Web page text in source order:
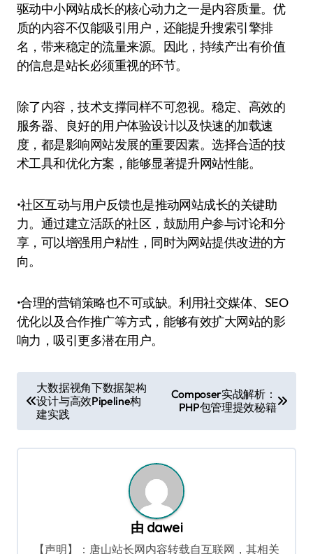
驱动中小网站成长的核心动力之一是内容质量。优
质的内容不仅能吸引用户，还能提升搜索引擎排
名，带来稳定的流量来源。因此，持续产出有价值
的信息是站长必须重视的环节。
除了内容，技术支撑同样不可忽视。稳定、高效的
服务器、良好的用户体验设计以及快速的加载速
度，都是影响网站发展的重要因素。选择合适的技
术工具和优化方案，能够显著提升网站性能。
•社区互动与用户反馈也是推动网站成长的关键助
力。通过建立活跃的社区，鼓励用户参与讨论和分
享，可以增强用户粘性，同时为网站提供改进的方
向。
•合理的营销策略也不可或缺。利用社交媒体、SEO
优化以及合作推广等方式，能够有效扩大网站的影
响力，吸引更多潜在用户。
章
导
航
大数据视角下数据架构
设计与高效Pipeline构
建实践
Composer实战解析：
PHP包管理提效秘籍
由 dawei
【声明】：唐山站长网内容转载自互联网，其相关